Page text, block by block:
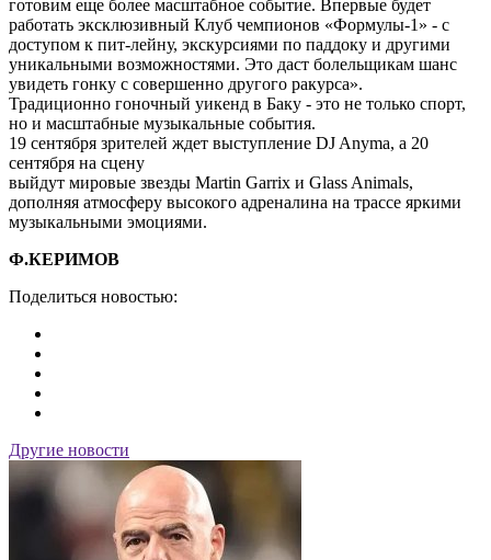
готовим еще более масштабное событие. Впервые будет
работать эксклюзивный Клуб чемпионов «Формулы-1» - с
доступом к пит-лейну, экскурсиями по паддоку и другими
уникальными возможностями. Это даст болельщикам шанс
увидеть гонку с совершенно другого ракурса».
Традиционно гоночный уикенд в Баку - это не только спорт,
но и масштабные музыкальные события.
19 сентября зрителей ждет выступление DJ Anyma, а 20
сентября на сцену
выйдут мировые звезды Martin Garrix и Glass Animals,
дополняя атмосферу высокого адреналина на трассе яркими
музыкальными эмоциями.
Ф.КЕРИМОВ
Поделиться новостью:
Другие новости